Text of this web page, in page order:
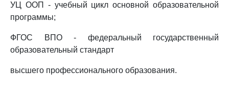
УЦ ООП - учебный цикл основной образовательной
программы;
ФГОС ВПО - федеральный государственный
образовательный стандарт
высшего профессионального образования.